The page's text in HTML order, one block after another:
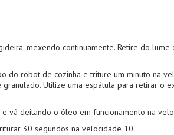
mexendo continuamente. Retire do
do robot de cozinha e triture um minuto na
Utilize uma espátula para retirar o
vá deitando o óleo em funcionamento na
30 segundos na velocidade 10.